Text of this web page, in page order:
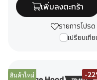
เพิ่มลงตะกร้า
รายการโปรด
เปรียบเที
สินค้าใหม่ -